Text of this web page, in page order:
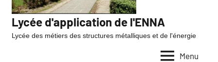
Lycée d'application de l'ENNA
Lycée des métiers des structures métalliques et de l'énergie
Menu